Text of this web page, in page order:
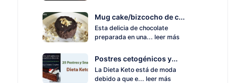
Mug cake/bizcocho de c...
Esta delicia de chocolate
preparada en una... leer más
Postres cetogénicos y...
La Dieta Keto está de moda
debido a que e... leer más